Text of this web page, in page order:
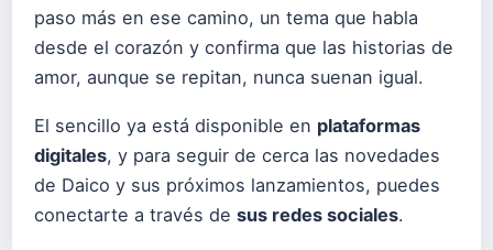
paso más en ese camino, un tema que habla
desde el corazón y confirma que las historias de
amor, aunque se repitan, nunca suenan igual.
El sencillo ya está disponible en plataformas
digitales, y para seguir de cerca las novedades
de Daico y sus próximos lanzamientos, puedes
conectarte a través de sus redes sociales.